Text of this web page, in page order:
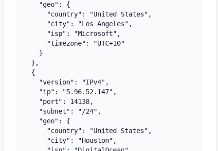
    "geo": {
      "country": "United States",
      "city": "Los Angeles",
      "isp": "Microsoft",
      "timezone": "UTC+10"
    }
  },
  {
    "version": "IPv4",
    "ip": "5.96.52.147",
    "port": 14138,
    "subnet": "/24",
    "geo": {
      "country": "United States",
      "city": "Houston",